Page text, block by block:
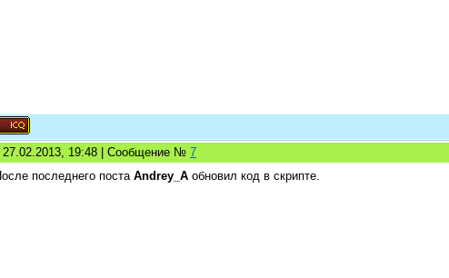
19:48 | Сообщение № 7
последнего поста Andrey_A обновил код в скрипте.